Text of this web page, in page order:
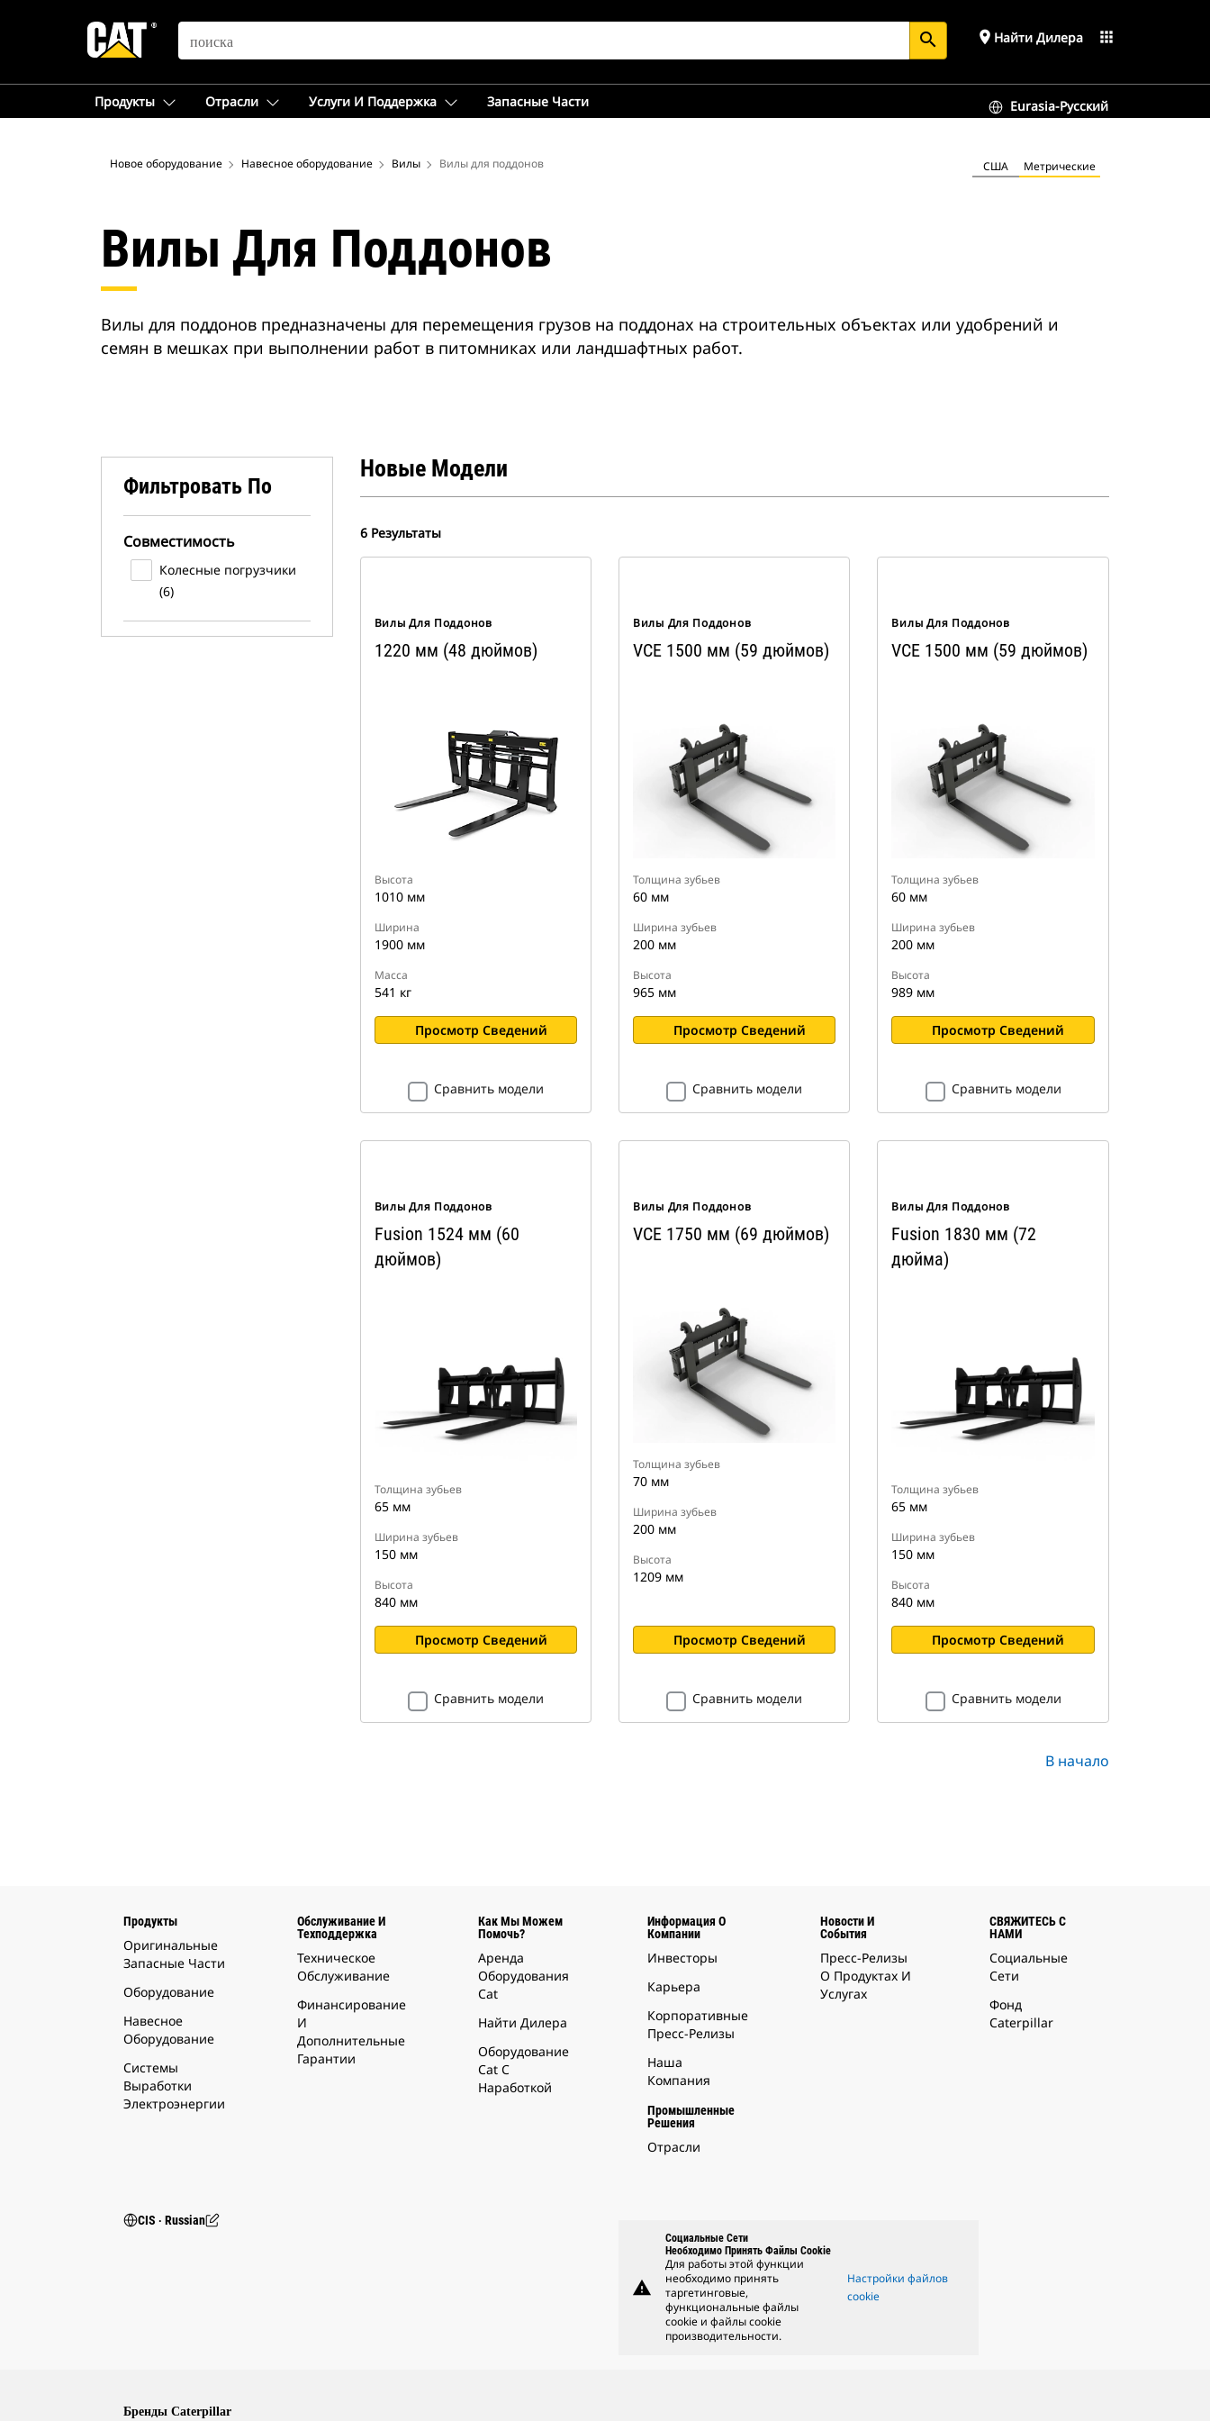
SEARCH search place Найти Дилера apps
Продукты Отрасли Услуги И Поддержка Запасные Части Eurasia-Русский
Новое оборудование Навесное оборудование Вилы Вилы для поддонов США Метрические
Вилы Для Поддонов
Вилы для поддонов предназначены для перемещения грузов на поддонах на строительных объектах или удобрений и
семян в мешках при выполнении работ в питомниках или ландшафтных работ.
Фильтровать По
Совместимость
Колесные погрузчики
(6)
Новые Модели
6 Результаты
Вилы Для Поддонов
1220 мм (48 дюймов)
Высота
1010 мм
Ширина
1900 мм
Масса
541 кг
Просмотр Сведений
Сравнить модели
Вилы Для Поддонов
VCE 1500 мм (59 дюймов)
Толщина зубьев
60 мм
Ширина зубьев
200 мм
Высота
965 мм
Просмотр Сведений
Сравнить модели
Вилы Для Поддонов
VCE 1500 мм (59 дюймов)
Толщина зубьев
60 мм
Ширина зубьев
200 мм
Высота
989 мм
Просмотр Сведений
Сравнить модели
Вилы Для Поддонов
Fusion 1524 мм (60
дюймов)
Толщина зубьев
65 мм
Ширина зубьев
150 мм
Высота
840 мм
Просмотр Сведений
Сравнить модели
Вилы Для Поддонов
VCE 1750 мм (69 дюймов)
Толщина зубьев
70 мм
Ширина зубьев
200 мм
Высота
1209 мм
Просмотр Сведений
Сравнить модели
Вилы Для Поддонов
Fusion 1830 мм (72
дюйма)
Толщина зубьев
65 мм
Ширина зубьев
150 мм
Высота
840 мм
Просмотр Сведений
Сравнить модели
В начало
Продукты
Оригинальные
Запасные Части
Оборудование
Навесное
Оборудование
Системы
Выработки
Электроэнергии
Обслуживание И
Техподдержка
Техническое
Обслуживание
Финансирование
И
Дополнительные
Гарантии
Как Мы Можем
Помочь?
Аренда
Оборудования
Cat
Найти Дилера
Оборудование
Cat С
Наработкой
Информация О
Компании
Инвесторы
Карьера
Корпоративные
Пресс-Релизы
Наша
Компания
Промышленные
Решения
Отрасли
Новости И
События
Пресс-Релизы
О Продуктах И
Услугах
СВЯЖИТЕСЬ С
НАМИ
Социальные
Сети
Фонд
Caterpillar
CIS ‧ Russian
warning
Социальные Сети
Необходимо Принять Файлы Cookie
Для работы этой функции
необходимо принять
таргетинговые,
функциональные файлы
cookie и файлы cookie
производительности.
Настройки файлов
cookie
Бренды Caterpillar